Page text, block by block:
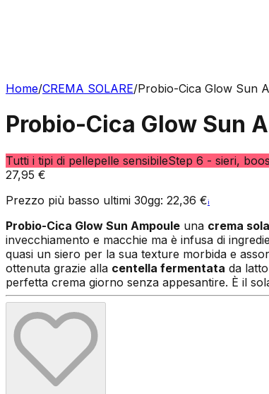
Home/CREMA SOLARE/Probio-Cica Glow Sun
Probio-Cica Glow Sun
Tutti i tipi di pellepelle sensibileStep 6 - sieri,
27,95 €
Prezzo più basso ultimi 30gg: 22,36 €i
Probio-Cica Glow Sun Ampoule una crema
invecchiamento e macchie ma è infusa di
quasi un siero per la sua texture morbida e
ottenuta grazie alla centella fermentata da
perfetta crema giorno senza appesantire. È il